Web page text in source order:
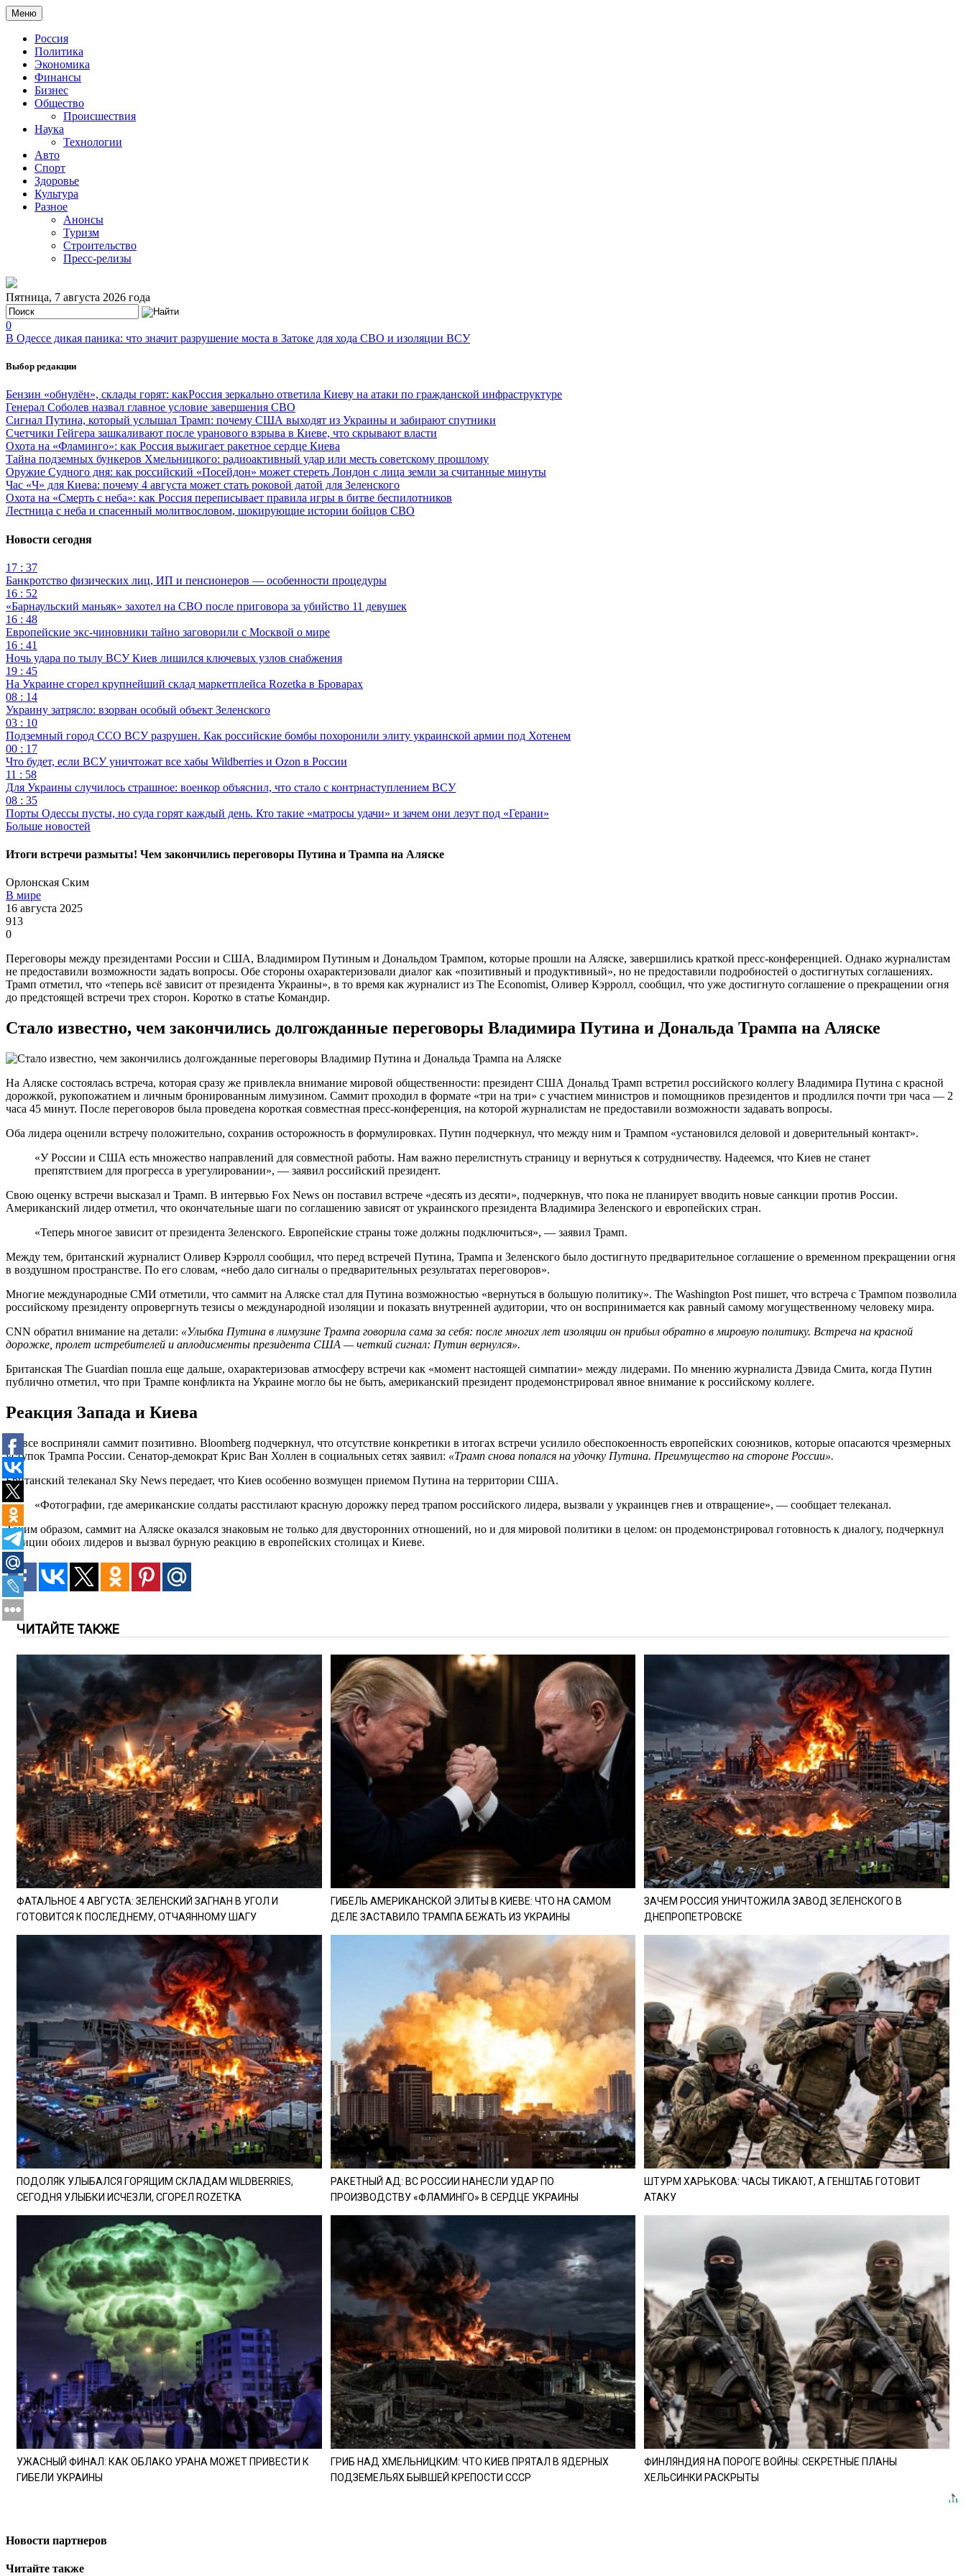
Меню
Россия
Политика
Экономика
Финансы
Бизнес
Общество
Происшествия
Наука
Технологии
Авто
Спорт
Здоровье
Культура
Разное
Анонсы
Туризм
Строительство
Пресс-релизы
Пятница, 7 августа 2026 года
0
В Одессе дикая паника: что значит разрушение моста в Затоке для хода СВО и изоляции ВСУ
Выбор редакции
Бензин «обнулён», склады горят: какРоссия зеркально ответила Киеву на атаки по гражданской инфраструктуре
Генерал Соболев назвал главное условие завершения СВО
Сигнал Путина, который услышал Трамп: почему США выходят из Украины и забирают спутники
Счетчики Гейгера зашкаливают после уранового взрыва в Киеве, что скрывают власти
Охота на «Фламинго»: как Россия выжигает ракетное сердце Киева
Тайна подземных бункеров Хмельницкого: радиоактивный удар или месть советскому прошлому
Оружие Судного дня: как российский «Посейдон» может стереть Лондон с лица земли за считанные минуты
Час «Ч» для Киева: почему 4 августа может стать роковой датой для Зеленского
Охота на «Смерть с неба»: как Россия переписывает правила игры в битве беспилотников
Лестница с неба и спасенный молитвословом, шокирующие истории бойцов СВО
Новости сегодня
17 : 37
Банкротство физических лиц, ИП и пенсионеров — особенности процедуры
16 : 52
«Барнаульский маньяк» захотел на СВО после приговора за убийство 11 девушек
16 : 48
Европейские экс-чиновники тайно заговорили с Москвой о мире
16 : 41
Ночь удара по тылу ВСУ Киев лишился ключевых узлов снабжения
19 : 45
На Украине сгорел крупнейший склад маркетплейса Rozetka в Броварах
08 : 14
Украину затрясло: взорван особый объект Зеленского
03 : 10
Подземный город ССО ВСУ разрушен. Как российские бомбы похоронили элиту украинской армии под Хотенем
00 : 17
Что будет, если ВСУ уничтожат все хабы Wildberries и Ozon в России
11 : 58
Для Украины случилось страшное: военкор объяснил, что стало с контрнаступлением ВСУ
08 : 35
Порты Одессы пусты, но суда горят каждый день. Кто такие «матросы удачи» и зачем они лезут под «Герани»
Больше новостей
Итоги встречи размыты! Чем закончились переговоры Путина и Трампа на Аляске
Орлонская Ским
В мире
16 августа 2025
913
0
Переговоры между президентами России и США, Владимиром Путиным и Дональдом Трампом, которые прошли на Аляске, завершились краткой пресс-конференцией. Однако журналистам
не предоставили возможности задать вопросы. Обе стороны охарактеризовали диалог как «позитивный и продуктивный», но не предоставили подробностей о достигнутых соглашениях.
Трамп отметил, что «теперь всё зависит от президента Украины», в то время как журналист из The Economist, Оливер Кэрролл, сообщил, что уже достигнуто соглашение о прекращении огня
до предстоящей встречи трех сторон. Коротко в статье Командир.
Стало известно, чем закончились долгожданные переговоры Владимира Путина и Дональда Трампа на Аляске
На Аляске состоялась встреча, которая сразу же привлекла внимание мировой общественности: президент США Дональд Трамп встретил российского коллегу Владимира Путина с красной
дорожкой, рукопожатием и личным бронированным лимузином. Саммит проходил в формате «три на три» с участием министров и помощников президентов и продлился почти три часа — 2
часа 45 минут. После переговоров была проведена короткая совместная пресс-конференция, на которой журналистам не предоставили возможности задавать вопросы.
Оба лидера оценили встречу положительно, сохранив осторожность в формулировках. Путин подчеркнул, что между ним и Трампом «установился деловой и доверительный контакт».
«У России и США есть множество направлений для совместной работы. Нам важно перелистнуть страницу и вернуться к сотрудничеству. Надеемся, что Киев не станет
препятствием для прогресса в урегулировании», — заявил российский президент.
Свою оценку встречи высказал и Трамп. В интервью Fox News он поставил встрече «десять из десяти», подчеркнув, что пока не планирует вводить новые санкции против России.
Американский лидер отметил, что окончательные шаги по соглашению зависят от украинского президента Владимира Зеленского и европейских стран.
«Теперь многое зависит от президента Зеленского. Европейские страны тоже должны подключиться», — заявил Трамп.
Между тем, британский журналист Оливер Кэрролл сообщил, что перед встречей Путина, Трампа и Зеленского было достигнуто предварительное соглашение о временном прекращении огня
в воздушном пространстве. По его словам, «небо дало сигналы о предварительных результатах переговоров».
Многие международные СМИ отметили, что саммит на Аляске стал для Путина возможностью «вернуться в большую политику». The Washington Post пишет, что встреча с Трампом позволила
российскому президенту опровергнуть тезисы о международной изоляции и показать внутренней аудитории, что он воспринимается как равный самому могущественному человеку мира.
CNN обратил внимание на детали: «Улыбка Путина в лимузине Трампа говорила сама за себя: после многих лет изоляции он прибыл обратно в мировую политику. Встреча на красной
дорожке, пролет истребителей и аплодисменты президента США — четкий сигнал: Путин вернулся».
Британская The Guardian пошла еще дальше, охарактеризовав атмосферу встречи как «момент настоящей симпатии» между лидерами. По мнению журналиста Дэвида Смита, когда Путин
публично отметил, что при Трампе конфликта на Украине могло бы не быть, американский президент продемонстрировал явное внимание к российскому коллеге.
Реакция Запада и Киева
Не все восприняли саммит позитивно. Bloomberg подчеркнул, что отсутствие конкретики в итогах встречи усилило обеспокоенность европейских союзников, которые опасаются чрезмерных
уступок Трампа России. Сенатор-демократ Крис Ван Холлен в социальных сетях заявил: «Трамп снова попался на удочку Путина. Преимущество на стороне России».
Британский телеканал Sky News передает, что Киев особенно возмущен приемом Путина на территории США.
«Фотографии, где американские солдаты расстилают красную дорожку перед трапом российского лидера, вызвали у украинцев гнев и отвращение», — сообщает телеканал.
Таким образом, саммит на Аляске оказался знаковым не только для двусторонних отношений, но и для мировой политики в целом: он продемонстрировал готовность к диалогу, подчеркнул
позиции обоих лидеров и вызвал бурную реакцию в европейских столицах и Киеве.
ЧИТАЙТЕ ТАКЖЕ
ФАТАЛЬНОЕ 4 АВГУСТА: ЗЕЛЕНСКИЙ ЗАГНАН В УГОЛ И
ГОТОВИТСЯ К ПОСЛЕДНЕМУ, ОТЧАЯННОМУ ШАГУ
ГИБЕЛЬ АМЕРИКАНСКОЙ ЭЛИТЫ В КИЕВЕ: ЧТО НА САМОМ
ДЕЛЕ ЗАСТАВИЛО ТРАМПА БЕЖАТЬ ИЗ УКРАИНЫ
ЗАЧЕМ РОССИЯ УНИЧТОЖИЛА ЗАВОД ЗЕЛЕНСКОГО В
ДНЕПРОПЕТРОВСКЕ
ПОДОЛЯК УЛЫБАЛСЯ ГОРЯЩИМ СКЛАДАМ WILDBERRIES,
СЕГОДНЯ УЛЫБКИ ИСЧЕЗЛИ, СГОРЕЛ ROZETKA
РАКЕТНЫЙ АД: ВС РОССИИ НАНЕСЛИ УДАР ПО
ПРОИЗВОДСТВУ «ФЛАМИНГО» В СЕРДЦЕ УКРАИНЫ
ШТУРМ ХАРЬКОВА: ЧАСЫ ТИКАЮТ, А ГЕНШТАБ ГОТОВИТ
АТАКУ
УЖАСНЫЙ ФИНАЛ: КАК ОБЛАКО УРАНА МОЖЕТ ПРИВЕСТИ К
ГИБЕЛИ УКРАИНЫ
ГРИБ НАД ХМЕЛЬНИЦКИМ: ЧТО КИЕВ ПРЯТАЛ В ЯДЕРНЫХ
ПОДЗЕМЕЛЬЯХ БЫВШЕЙ КРЕПОСТИ СССР
ФИНЛЯНДИЯ НА ПОРОГЕ ВОЙНЫ: СЕКРЕТНЫЕ ПЛАНЫ
ХЕЛЬСИНКИ РАСКРЫТЫ
Новости партнеров
Читайте также